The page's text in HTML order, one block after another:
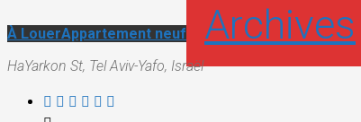
À LouerAppartement neuf Archives
HaYarkon St, Tel Aviv-Yafo, Israël